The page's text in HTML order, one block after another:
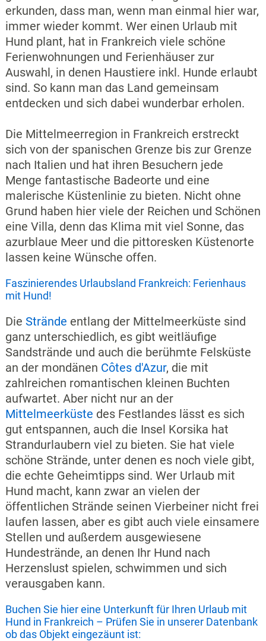
erkunden, dass man, wenn man einmal hier war,
immer wieder kommt. Wer einen Urlaub mit
Hund plant, hat in Frankreich viele schöne
Ferienwohnungen und Ferienhäuser zur
Auswahl, in denen Haustiere inkl. Hunde erlaubt
sind. So kann man das Land gemeinsam
entdecken und sich dabei wunderbar erholen.
Die Mittelmeerregion in Frankreich erstreckt
sich von der spanischen Grenze bis zur Grenze
nach Italien und hat ihren Besuchern jede
Menge fantastische Badeorte und eine
malerische Küstenlinie zu bieten. Nicht ohne
Grund haben hier viele der Reichen und Schönen
eine Villa, denn das Klima mit viel Sonne, das
azurblaue Meer und die pittoresken Küstenorte
lassen keine Wünsche offen.
Faszinierendes Urlaubsland Frankreich: Ferienhaus
mit Hund!
Die Strände entlang der Mittelmeerküste sind
ganz unterschiedlich, es gibt weitläufige
Sandstrände und auch die berühmte Felsküste
an der mondänen Côtes d'Azur, die mit
zahlreichen romantischen kleinen Buchten
aufwartet. Aber nicht nur an der
Mittelmeerküste des Festlandes lässt es sich
gut entspannen, auch die Insel Korsika hat
Strandurlaubern viel zu bieten. Sie hat viele
schöne Strände, unter denen es noch viele gibt,
die echte Geheimtipps sind. Wer Urlaub mit
Hund macht, kann zwar an vielen der
öffentlichen Strände seinen Vierbeiner nicht frei
laufen lassen, aber es gibt auch viele einsamere
Stellen und außerdem ausgewiesene
Hundestrände, an denen Ihr Hund nach
Herzenslust spielen, schwimmen und sich
verausgaben kann.
Buchen Sie hier eine Unterkunft für Ihren Urlaub mit
Hund in Frankreich – Prüfen Sie in unserer Datenbank
ob das Objekt eingezäunt ist: